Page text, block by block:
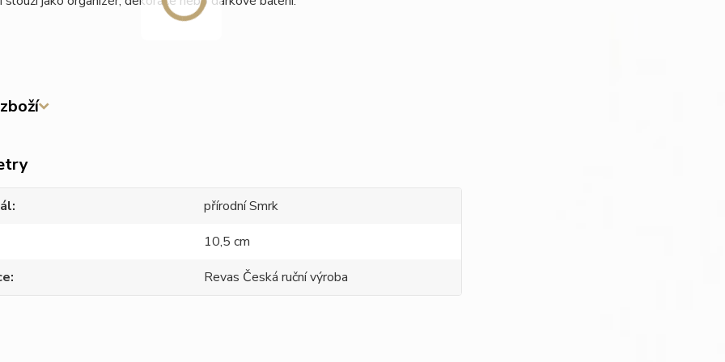
přírodní Smrk
10,5 cm
Revas Česká ruční výroba